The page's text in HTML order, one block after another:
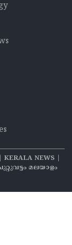
NEWS |
മലയാളം